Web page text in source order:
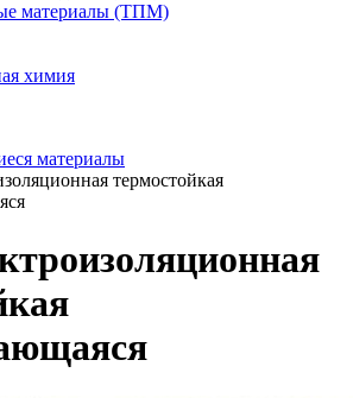
материалы (ТПМ)
химия
материалы
термостойкая